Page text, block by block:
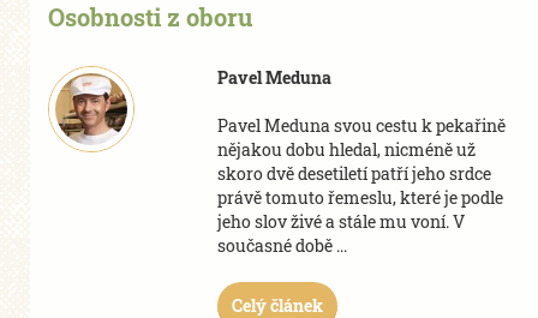
Osobnosti z oboru
Pavel Meduna
Pavel Meduna svou cestu k pekařině
nějakou dobu hledal, nicméně už
skoro dvě desetiletí patří jeho srdce
právě tomuto řemeslu, které je podle
jeho slov živé a stále mu voní. V
současné době ...
Celý článek